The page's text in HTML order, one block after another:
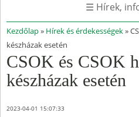
☰ Hírek,
Kezdőlap» Hírek és érdekességek»
készházak esetén
CSOK és CSOK
készházak esetén
2023-04-01 15:07:33